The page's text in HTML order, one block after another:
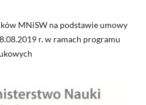
MNiSW na podstawie umowy
r. w ramach programu